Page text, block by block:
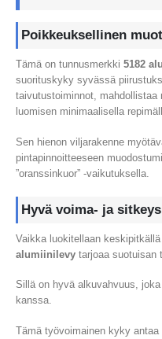
Poikkeuksellinen
Tämä on tunnusmerkki 5182
suorituskyky syvässä
taivutustoiminnot,
luomisen minimaalisella
Sen hienon viljarakenne
pintapinnoitteeseen
”oranssinkuor” -vaikutuksella.
Hyvä voima- ja
Vaikka luokitellaan
alumiinilevy tarjoaa suotuisan
Sillä on hyvä alkuvahvuus,
kanssa.
Tämä työvoimainen kyky